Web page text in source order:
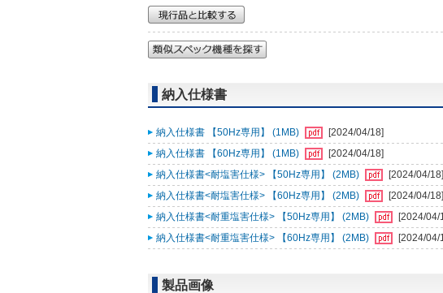
納入仕様書
納入仕様書 【50Hz専用】 (1MB)
[2024/04/18]
納入仕様書 【60Hz専用】 (1MB)
[2024/04/18]
納入仕様書<耐塩害仕様> 【50Hz専用】 (2MB)
[2024/04/18]
納入仕様書<耐塩害仕様> 【60Hz専用】 (2MB)
[2024/04/18]
納入仕様書<耐重塩害仕様> 【50Hz専用】 (2MB)
[2024/04/
納入仕様書<耐重塩害仕様> 【60Hz専用】 (2MB)
[2024/04/
製品画像